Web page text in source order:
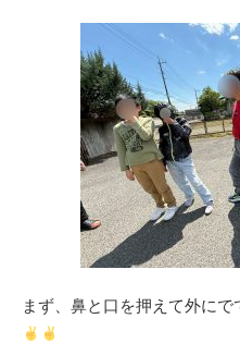
まず、鼻と口を押えて外に